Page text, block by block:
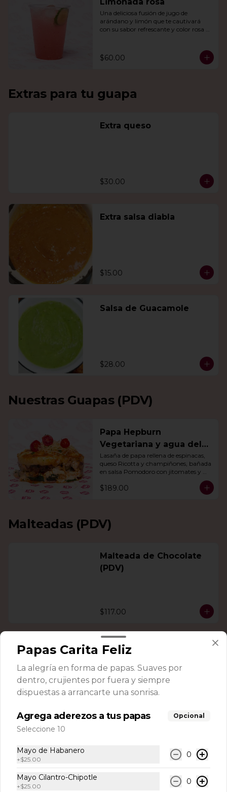
Una deliciosa fusión de jugo de
arándano y limón que te cautivará
con su sabor refrescante y color rosa
$60.00
Extras para tu guapa
Extra queso
$30.00
Extra salsa diabla
$15.00
Salsa de Guacamole
$28.00
Nuestras Guapas (PDV)
Papa Hepburn
Vegetariana y agua del
día
Lasaña de papa rellena de espinacas,
queso Ricotta y champiñones, bañada
en salsa Pomodoro con jitomates y
queso gratinado. Incluye una agua del
día.
$189.00
Malteadas (PDV)
Malteada de Chocolate
(PDV)
$117.00
Conócenos
Sucursales
Términos y condiciones
Papas Carita Feliz
La alegría en forma de papas. Suaves por
dentro, crujientes por fuera y siempre
dispuestas a arrancarte una sonrisa.
Agrega aderezos a tus papas Opcional
Seleccione 10
Mayo de Habanero
+$25.00
0
Mayo Cilantro-Chipotle
+$25.00
0